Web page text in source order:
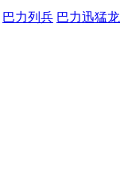
巴力列兵 巴力迅猛龙